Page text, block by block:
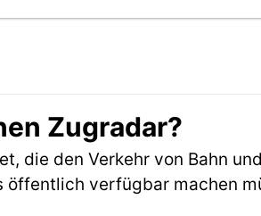
Zugradar?
die den Verkehr von Bahn
öffentlich verfügbar machen